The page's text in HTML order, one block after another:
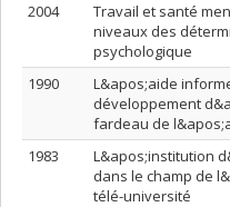
2004
Travail et santé
niveaux des
psychologique
1990
L&apos;aide
développement
fardeau de
1983
L&apos;institution
dans le champ de
télé-université